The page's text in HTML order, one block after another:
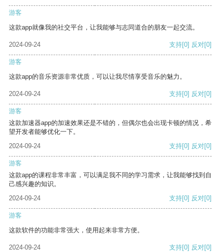
游客
这款app就像我的社交平台，让我能够与志同道合的朋友一起交流。
2024-09-24 支持[0] 反对[0]
游客
这款app的音乐资源非常优质，可以让我尽情享受音乐的魅力。
2024-09-24 支持[0] 反对[0]
游客
这款加速器app的加速效果还是不错的，但偶尔也会出现卡顿的情况，希
望开发者能够优化一下。
2024-09-24
支持[0] 反对[0]
游客
这款app的课程非常丰富，可以满足我不同的学习需求，让我能够找到自
己感兴趣的知识。
2024-09-24
支持[0] 反对[0]
游客
这款软件的功能非常强大，使用起来非常方便。
2024-09-24 支持[0] 反对[0]